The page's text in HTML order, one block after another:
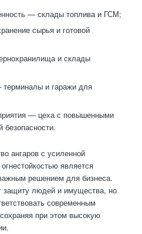
— склады топлива и ГСМ;
сырья и готовой
и склады
терминалы и гаражи для
— цеха с повышенными
безопасности.
ангаров с усиленной
является
решением для бизнеса.
защиту людей и имущества, но
современным
при этом высокую